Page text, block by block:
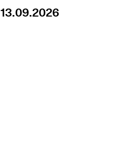
13.09.2026